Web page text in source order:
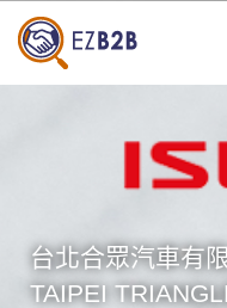
台北合眾汽車有
TAIPEI